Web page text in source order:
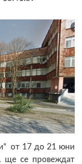
от 17 до 21 юни
ще се провеждат